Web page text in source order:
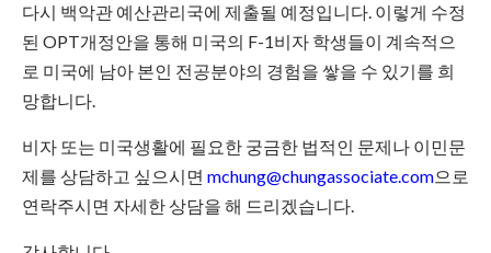
다시 백악관 예산관리국에 제출될 예정입니다. 이렇게 수정
된 OPT개정안을 통해 미국의 F-1비자 학생들이 계속적으
로 미국에 남아 본인 전공분야의 경험을 쌓을 수 있기를 희
망합니다.
비자 또는 미국생활에 필요한 궁금한 법적인 문제나 이민문
제를 상담하고 싶으시면 mchung@chungassociate.com으로
연락주시면 자세한 상담을 해 드리겠습니다.